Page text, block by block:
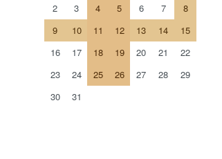
2
3 4 5 6 7
8
9
10 11 12 13 14
15
16
17 18 19 20 21
22
23
24 25 26 27 28
29
30
31